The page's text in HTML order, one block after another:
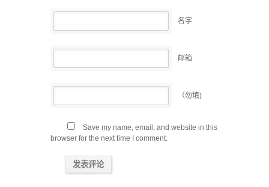
名字
邮箱
（勿填)
Save my name, email, and website in this
browser for the next time I comment.